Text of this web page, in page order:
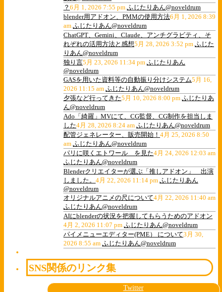
？ 6月 1, 2026 7:55 pm ふじたりあん@noveldrum
blender用アドオン、PMMの使用方法6月 1, 2026 8:39
am ふじたりあん@noveldrum
ChatGPT、Gemini、Claude、アンチグラビティ、そ
れぞれの活用方法と感想5月 28, 2026 3:52 pm ふじた
りあん@noveldrum
独り言5月 23, 2026 11:34 pm ふじたりあん
@noveldrum
GASを用いた資料等の自動振り分けシステム5月 16,
2026 11:15 am ふじたりあん@noveldrum
夕張など行ってきた5月 10, 2026 8:00 pm ふじたりあ
ん@noveldrum
Ado「綺羅」MVにて、CG監督、CG制作を担当しま
した4月 28, 2026 8:24 am ふじたりあん@noveldrum
配管ジェネレーター、販売開始！ 4月 25, 2026 8:50
am ふじたりあん@noveldrum
パリに咲くエトワール を見た4月 24, 2026 12:03 am
ふじたりあん@noveldrum
Blenderクリエイターが選ぶ「推しアドオン」 出演
しました。 4月 22, 2026 11:14 pm ふじたりあん
@noveldrum
オリジナルアニメの尺について4月 22, 2026 11:40 am
ふじたりあん@noveldrum
AIにblenderの状況を把握してもらうためのアドオン
4月 2, 2026 11:07 pm ふじたりあん@noveldrum
パイメニューエディター(PME） について3月 30,
2026 8:55 am ふじたりあん@noveldrum
SNS関係のリンク集
Twitter